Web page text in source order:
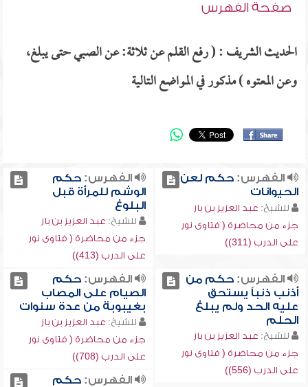
صفحة الفهرس
الحديث الشريف : ( رفع القلم عن ثلاثة: عن الصبي حتى يبلغ،
وعن المعتوه ) مذكور في المواضع التالية
الفهرس:حكم لعن
الحيوانات
للشيخ: عبد العزيز بن باز
جزء من محاضرة ( فتاوى نور
على الدرب (311))
الفهرس:حكم
الوشم للمرأة قبل
البلوغ
للشيخ: عبد العزيز بن باز
جزء من محاضرة ( فتاوى نور
على الدرب (413))
الفهرس:حكم من
أذنب ذنباً يستحق
عليه الحد ولم يبلغ
الحلم
للشيخ: عبد العزيز بن باز
جزء من محاضرة ( فتاوى نور
على الدرب (556))
الفهرس:حكم
الصيام على المصاب
بغيبوبة من عدة سنوات
للشيخ: عبد العزيز بن باز
جزء من محاضرة ( فتاوى نور
على الدرب (708))
الفهرس:حكم